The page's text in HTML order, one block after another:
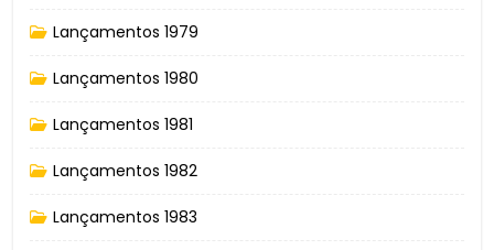
Lançamentos 1979
Lançamentos 1980
Lançamentos 1981
Lançamentos 1982
Lançamentos 1983